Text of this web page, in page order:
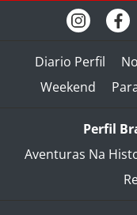
Diario Perfil
Weekend
Perfil
Aventuras Na